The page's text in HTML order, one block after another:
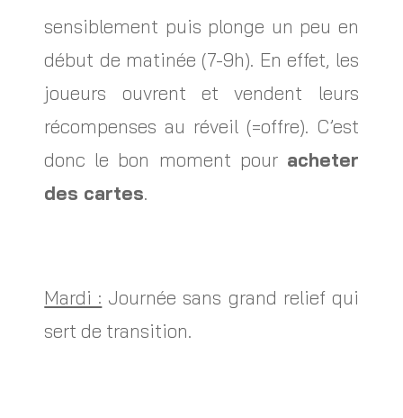
sensiblement puis plonge un peu en
début de matinée (7-9h). En effet, les
joueurs ouvrent et vendent leurs
récompenses au réveil (=offre). C’est
donc le bon moment pour acheter
des cartes.
Mardi : Journée sans grand relief qui
sert de transition.